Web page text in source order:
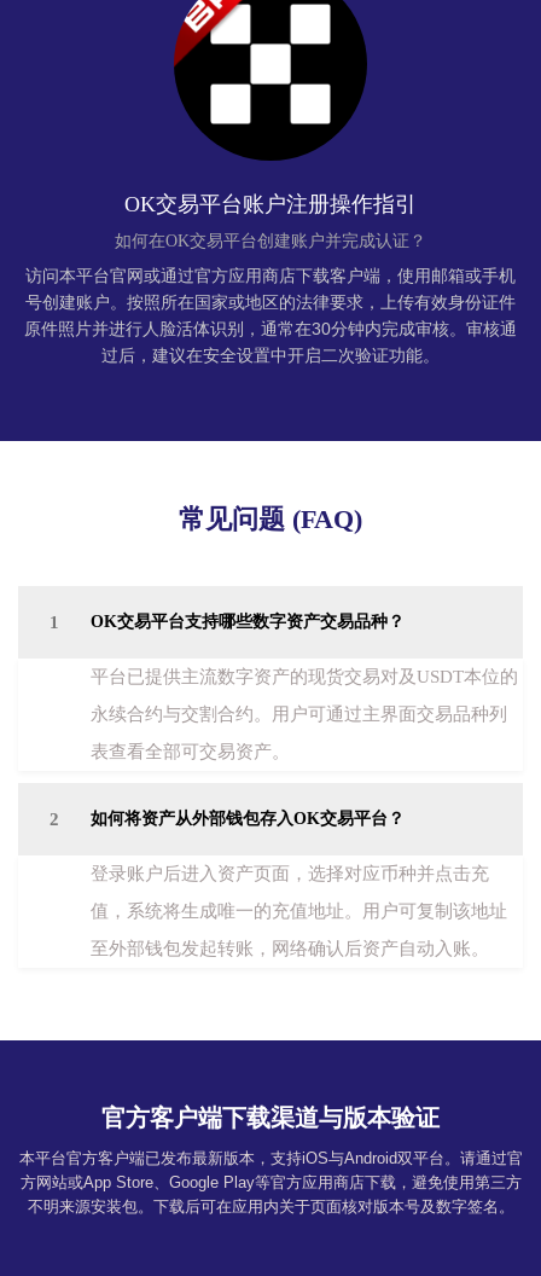
OK交易平台账户注册操作指引
如何在OK交易平台创建账户并完成认证？
访问本平台官网或通过官方应用商店下载客户端，使用邮箱或手机
号创建账户。按照所在国家或地区的法律要求，上传有效身份证件
原件照片并进行人脸活体识别，通常在30分钟内完成审核。审核通
过后，建议在安全设置中开启二次验证功能。
常见问题 (FAQ)
1 OK交易平台支持哪些数字资产交易品种？
平台已提供主流数字资产的现货交易对及USDT本位的
永续合约与交割合约。用户可通过主界面交易品种列
表查看全部可交易资产。
2 如何将资产从外部钱包存入OK交易平台？
登录账户后进入资产页面，选择对应币种并点击充
值，系统将生成唯一的充值地址。用户可复制该地址
至外部钱包发起转账，网络确认后资产自动入账。
官方客户端下载渠道与版本验证
本平台官方客户端已发布最新版本，支持iOS与Android双平台。请通过官
方网站或App Store、Google Play等官方应用商店下载，避免使用第三方
不明来源安装包。下载后可在应用内关于页面核对版本号及数字签名。